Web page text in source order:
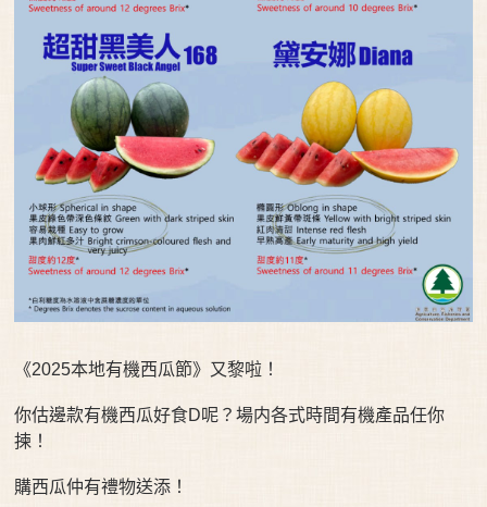
《2025本地有機西瓜節》又黎啦！
你估邊款有機西瓜好食D呢？場内各式時間有機產品任你
揀！
購西瓜仲有禮物送添！